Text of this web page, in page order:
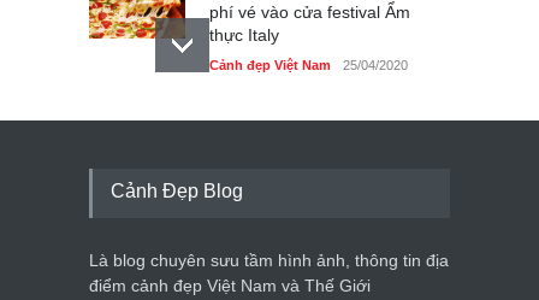
phí vé vào cửa festival Ẩm
thực Italy
Cảnh đẹp Việt Nam 25/04/2020
Tam giác mạch khoe sắc
du lịch quốc gia
Cảnh đẹp Việt Nam 24/04/2020
Cảnh Đẹp Blog
Là blog chuyên sưu tầm hình ảnh, thông tin địa
điểm cảnh đẹp Việt Nam và Thế Giới